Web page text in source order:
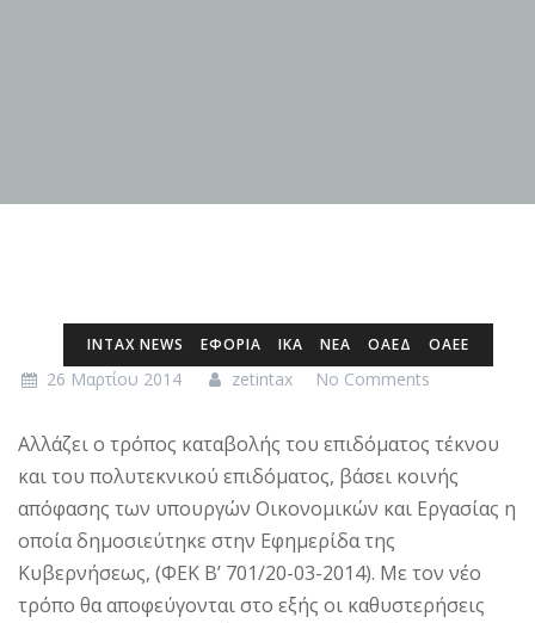
INTAX NEWS ΕΦΟΡΙΑ ΙΚΑ ΝΕΑ ΟΑΕΔ ΟΑΕΕ
26 Μαρτίου 2014 zetintax No Comments
Αλλάζει ο τρόπος καταβολής του επιδόματος τέκνου
και του πολυτεκνικού επιδόματος, βάσει κοινής
απόφασης των υπουργών Οικονομικών και Εργασίας η
οποία δημοσιεύτηκε στην Εφημερίδα της
Κυβερνήσεως, (ΦΕΚ Β’ 701/20-03-2014). Με τον νέο
τρόπο θα αποφεύγονται στο εξής οι καθυστερήσεις